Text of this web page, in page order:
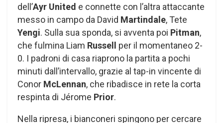
dell’Ayr United e connette con l’altra attaccante
messo in campo da David Martindale, Tete
Yengi. Sulla sua sponda, si avventa poi Pitman,
che fulmina Liam Russell
per il momentaneo 2-
0. I padroni di casa riaprono la partita a pochi
minuti dall’intervallo, grazie al tap-in vincente di
Conor McLennan, che ribadisce in rete la corta
respinta di Jérome Prior.
Nella ripresa, i bianconeri spingono per cercare